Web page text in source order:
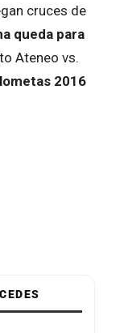
cruces de
queda para
Ateneo vs.
2016